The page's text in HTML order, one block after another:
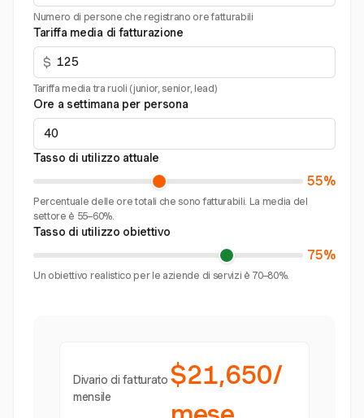
Numero di persone che registrano ore fatturabili
Tariffa media di fatturazione
$
Tariffa media tra ruoli (junior, senior, lead)
Ore a settimana per persona
Tasso di utilizzo attuale
55%
Percentuale delle ore totali che sono fatturabili. La media del
settore è 55–60%.
Tasso di utilizzo obiettivo
75%
Un obiettivo realistico per le aziende di servizi è 70–80%.
Divario di fatturato
mensile
$21,650/